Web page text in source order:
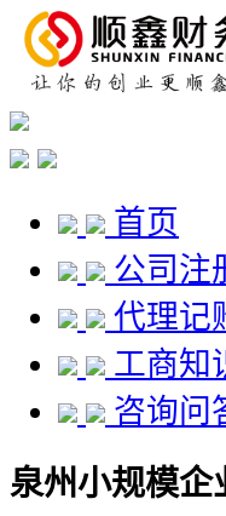
首页
公司注
代理记
工商知
咨询问
泉州小规模企